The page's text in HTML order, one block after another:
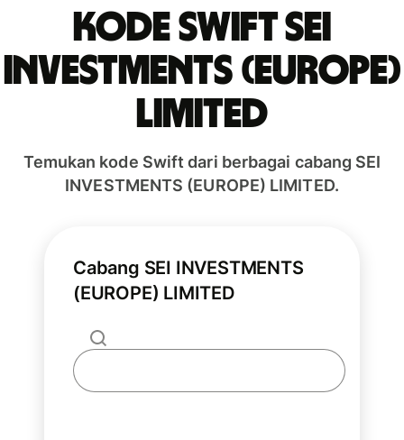
Kode Swift SEI
INVESTMENTS (EUROPE)
LIMITED
Temukan kode Swift dari berbagai cabang SEI
INVESTMENTS (EUROPE) LIMITED.
Cabang SEI INVESTMENTS
(EUROPE) LIMITED